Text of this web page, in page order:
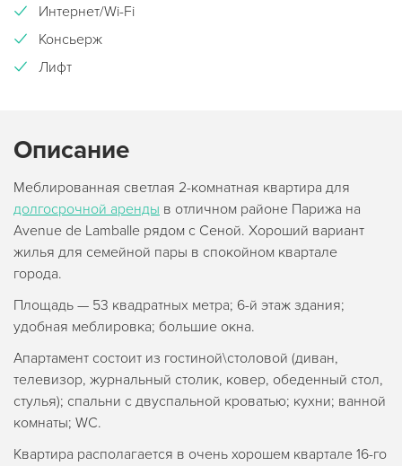
Интернет/Wi-Fi
Консьерж
Лифт
Описание
Меблированная светлая 2-комнатная квартира для
долгосрочной аренды в отличном районе Парижа на
Avenue de Lamballe рядом с Сеной. Хороший вариант
жилья для семейной пары в спокойном квартале
города.
Площадь — 53 квадратных метра; 6-й этаж здания;
удобная меблировка; большие окна.
Апартамент состоит из гостиной\столовой (диван,
телевизор, журнальный столик, ковер, обеденный стол,
стулья); спальни с двуспальной кроватью; кухни; ванной
комнаты; WC.
Квартира располагается в очень хорошем квартале 16-го